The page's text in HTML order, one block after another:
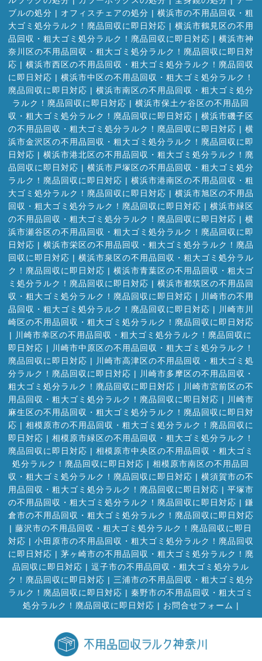
ブルの処分 | オフィスチェアの処分 | 横浜市の不用品回収・粗
大ゴミ処分ラルク！廃品回収に即日対応 | 横浜市鶴見区の不用
品回収・粗大ゴミ処分ラルク！廃品回収に即日対応 | 横浜市神
奈川区の不用品回収・粗大ゴミ処分ラルク！廃品回収に即日対
応 | 横浜市西区の不用品回収・粗大ゴミ処分ラルク！廃品回収
に即日対応 | 横浜市中区の不用品回収・粗大ゴミ処分ラルク！
廃品回収に即日対応 | 横浜市南区の不用品回収・粗大ゴミ処分
ラルク！廃品回収に即日対応 | 横浜市保土ケ谷区の不用品回
収・粗大ゴミ処分ラルク！廃品回収に即日対応 | 横浜市磯子区
の不用品回収・粗大ゴミ処分ラルク！廃品回収に即日対応 | 横
浜市金沢区の不用品回収・粗大ゴミ処分ラルク！廃品回収に即
日対応 | 横浜市港北区の不用品回収・粗大ゴミ処分ラルク！廃
品回収に即日対応 | 横浜市戸塚区の不用品回収・粗大ゴミ処分
ラルク！廃品回収に即日対応 | 横浜市港南区の不用品回収・粗
大ゴミ処分ラルク！廃品回収に即日対応 | 横浜市旭区の不用品
回収・粗大ゴミ処分ラルク！廃品回収に即日対応 | 横浜市緑区
の不用品回収・粗大ゴミ処分ラルク！廃品回収に即日対応 | 横
浜市瀬谷区の不用品回収・粗大ゴミ処分ラルク！廃品回収に即
日対応 | 横浜市栄区の不用品回収・粗大ゴミ処分ラルク！廃品
回収に即日対応 | 横浜市泉区の不用品回収・粗大ゴミ処分ラル
ク！廃品回収に即日対応 | 横浜市青葉区の不用品回収・粗大ゴ
ミ処分ラルク！廃品回収に即日対応 | 横浜市都筑区の不用品回
収・粗大ゴミ処分ラルク！廃品回収に即日対応 | 川崎市の不用
品回収・粗大ゴミ処分ラルク！廃品回収に即日対応 | 川崎市川
崎区の不用品回収・粗大ゴミ処分ラルク！廃品回収に即日対応
| 川崎市幸区の不用品回収・粗大ゴミ処分ラルク！廃品回収に
即日対応 | 川崎市中原区の不用品回収・粗大ゴミ処分ラルク！
廃品回収に即日対応 | 川崎市高津区の不用品回収・粗大ゴミ処
分ラルク！廃品回収に即日対応 | 川崎市多摩区の不用品回収・
粗大ゴミ処分ラルク！廃品回収に即日対応 | 川崎市宮前区の不
用品回収・粗大ゴミ処分ラルク！廃品回収に即日対応 | 川崎市
麻生区の不用品回収・粗大ゴミ処分ラルク！廃品回収に即日対
応 | 相模原市の不用品回収・粗大ゴミ処分ラルク！廃品回収に
即日対応 | 相模原市緑区の不用品回収・粗大ゴミ処分ラルク！
廃品回収に即日対応 | 相模原市中央区の不用品回収・粗大ゴミ
処分ラルク！廃品回収に即日対応 | 相模原市南区の不用品回
収・粗大ゴミ処分ラルク！廃品回収に即日対応 | 横須賀市の不
用品回収・粗大ゴミ処分ラルク！廃品回収に即日対応 | 平塚市
の不用品回収・粗大ゴミ処分ラルク！廃品回収に即日対応 | 鎌
倉市の不用品回収・粗大ゴミ処分ラルク！廃品回収に即日対応
| 藤沢市の不用品回収・粗大ゴミ処分ラルク！廃品回収に即日
対応 | 小田原市の不用品回収・粗大ゴミ処分ラルク！廃品回収
に即日対応 | 茅ヶ崎市の不用品回収・粗大ゴミ処分ラルク！廃
品回収に即日対応 | 逗子市の不用品回収・粗大ゴミ処分ラル
ク！廃品回収に即日対応 | 三浦市の不用品回収・粗大ゴミ処分
ラルク！廃品回収に即日対応 | 秦野市の不用品回収・粗大ゴミ
処分ラルク！廃品回収に即日対応 | お問合せフォーム |